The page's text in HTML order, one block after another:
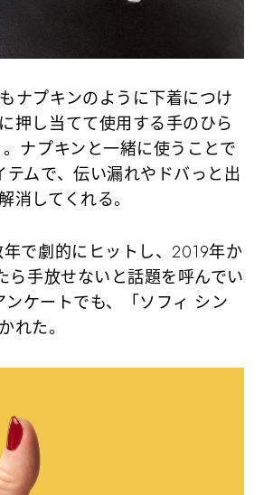
ナプキンのように下着につけ
押し当てて使用する手のひら
ナプキンと一緒に使うことで
ムで、伝い漏れやドバっと出
してくれる。
で劇的にヒットし、2019年か
ら手放せないと話題を呼んでい
ケートでも、「ソフィ シン
れた。